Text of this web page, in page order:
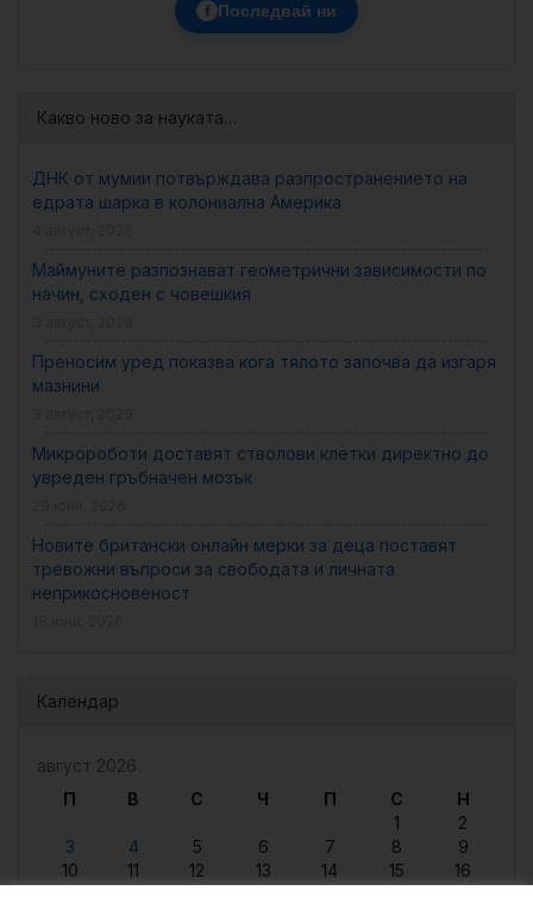
f Последвай ни
Какво ново за науката…
ДНК от мумии потвърждава разпространението на
едрата шарка в колониална Америка
Маймуните разпознават геометрични зависимости по
начин, сходен с човешкия
Преносим уред показва кога тялото започва да изгаря
мазнини
Микророботи доставят стволови клетки директно до
увреден гръбначен мозък
Новите британски онлайн мерки за деца поставят
тревожни въпроси за свободата и личната
неприкосновеност
Календар
август 2026
П
В С Ч П С
Н
1
2
3
4 5 6 7 8
9
10
11 12 13 14 15
16